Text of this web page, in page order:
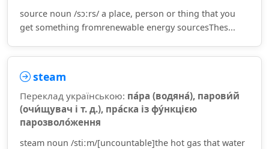
source noun /sɔːrs/ a place, person or thing that you
get something fromrenewable energy sourcesThes...
steam
Переклад українською: па́ра (водяна́), парови́й
(очи́щувач і т. д.), пра́ска із фу́нкцією
парозволо́ження
steam noun /stiːm/[uncountable]the hot gas that water